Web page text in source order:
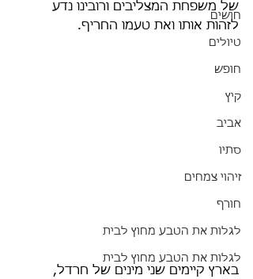
חושים
טיולים
חופש
קיץ
אביב
סתיו
זיהוי צמחים
חורף
לגלות את הטבע מחוץ לבית
לגלות את הטבע מחוץ לבית
של משפחת המצליבים ורובינו נדע
לזהות אותו ואת טעמו החריף.
בארץ קיימים שני מינים של חרדל,